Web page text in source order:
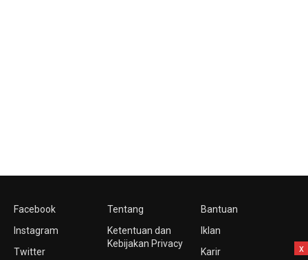
Facebook
Instagram
Twitter
Tentang
Ketentuan dan
Kebijakan Privacy
Bantuan
Iklan
Karir
x